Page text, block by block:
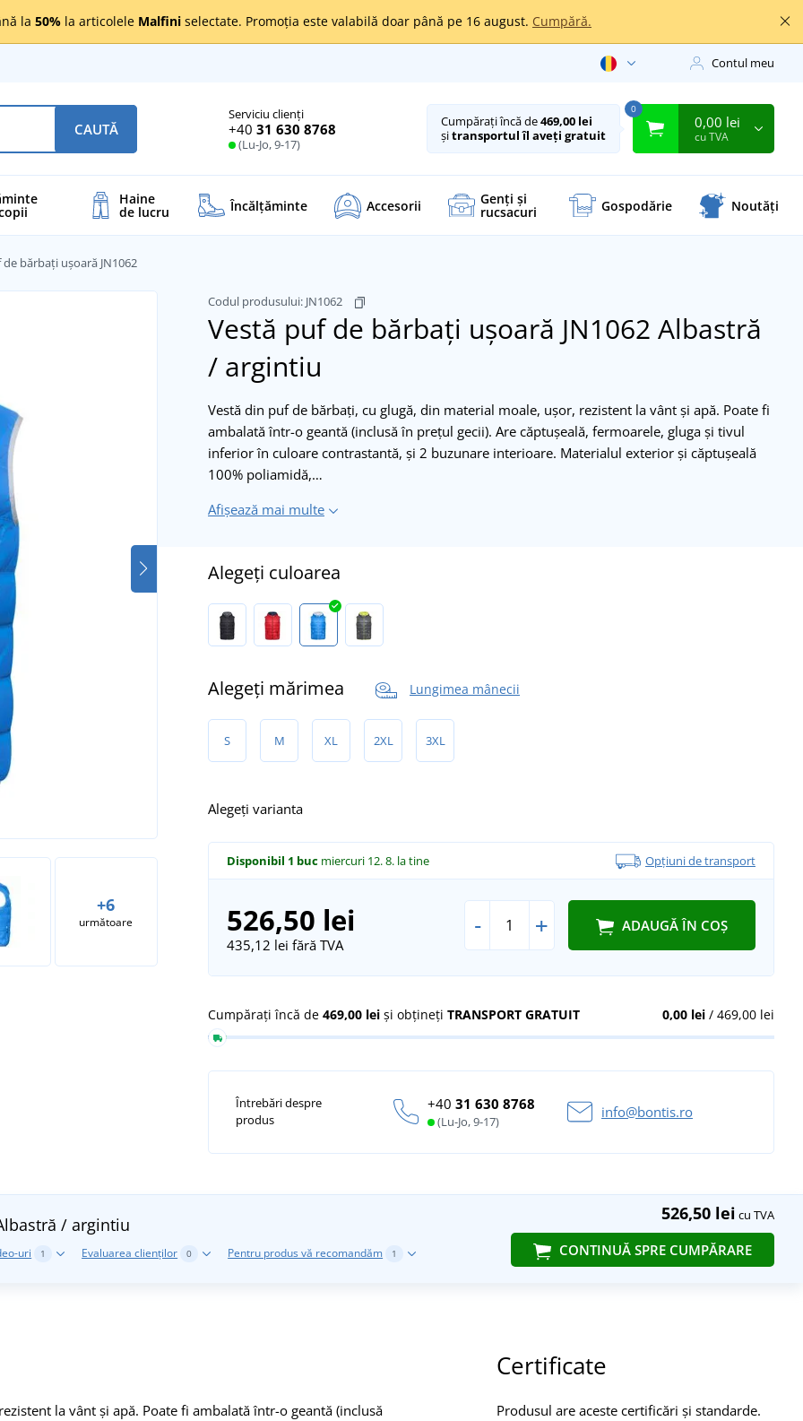
la 50% la articolele Malfini selectate. Promoția este valabilă doar până pe 16 august. Cumpără.
Contul meu
Serviciu clienți
+40 31 630 8768
(Lu-Jo, 9-17)
CAUTĂ Cumpărați încă de469,00 lei
șitransportul îl aveți gratuit
0
0,00 lei
cu TVA
Haine
de lucru Încălţăminte Accesorii Genți și
rucsacuri Gospodărie Noutăți
bărbați ușoară JN1062
Codul produsului: JN1062
Vestă puf de bărbați ușoară JN1062 Albastră
/ argintiu
+6
următoare
Vestă din puf de bărbați, cu glugă, din material moale, ușor, rezistent la vânt și apă. Poate fi
ambalată într-o geantă (inclusă în prețul gecii). Are căptușeală, fermoarele, gluga și tivul
inferior în culoare contrastantă, și 2 buzunare interioare. Materialul exterior și căptușeală
100% poliamidă,…
Afișează mai multe
Alegeți culoarea
Alegeți mărimea Lungimea mânecii
S M XL 2XL 3XL
Alegeți varianta
Disponibil 1 buc miercuri 12. 8. la tine Opțiuni de transport
526,50 lei
435,12 lei fără TVA
- + ADAUGĂ ÎN COȘ
0,00 lei/ 469,00 lei
Cumpărați încă de 469,00 lei și obțineți TRANSPORT GRATUIT
Întrebări despre
produs
+40 31 630 8768
(Lu-Jo, 9-17)
info@bontis.ro
526,50 lei cu TVA
CONTINUĂ SPRE CUMPĂRARE
/ argintiu
uri 1 Evaluarea clienților 0 Pentru produs vă recomandăm 1
la vânt și apă. Poate fi ambalată într-o geantă (inclusă
Certificate
Produsul are aceste certificări și standarde.